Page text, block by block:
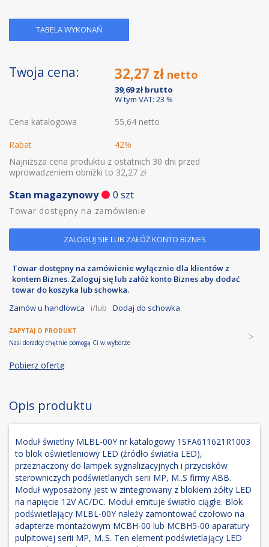
TABELA WYKONAŃ
Twoja cena: 32,27 zł
39,69 zł
W tym VAT: 23 %
Cena katalogowa
55,64 netto
Rabat
42%
Najniższa cena produktu z ostatnich 30 dni przed
wprowadzeniem obniżki to 32,27 zł
Stan magazynowy 0 szt
Towar dostępny na zamówienie
ZALOGUJ SIE LUB ZAŁÓŻ KONTO BIZNES
Towar dostępny na zamówienie wyłącznie dla klientów z
kontem Biznes. Zaloguj się lub załóż konto Biznes aby dodać
towar do koszyka lub schowka.
Zamów u handlowca
i/lub Dodaj do schowka
ZAPYTAJ O PRODUKT
Nasi doradcy chętnie pomogą Ci w wyborze
Pobierz ofertę
Opis produktu
Moduł świetlny MLBL-00Y nr katalogowy 1SFA611621R1003
to blok oświetleniowy LED (źródło światła LED),
przeznaczony do lampek sygnalizacyjnych i przycisków
sterowniczych podświetlanych serii MP, M..S firmy ABB.
Moduł wyposażony jest w zintegrowany z blokiem żółty LED
na napięcie 12V AC/DC. Moduł emituje światło ciągłe. Blok
podświetlający MLBL-00Y należy zamontować czołowo na
adapterze montażowym MCBH-00 lub MCBH5-00 aparatury
pulpitowej serii MP, M..S. Ten element podświetlający LED